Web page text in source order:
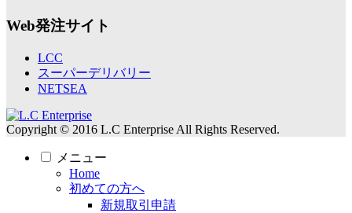
Web発注サイト
LCC
スーパーデリバリー
NETSEA
Copyright © 2016 L.C Enterprise All Rights Reserved.
メニュー
Home
初めての方へ
新規取引申請